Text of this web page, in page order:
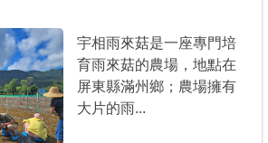
宇相雨來菇是一座專門培
育雨來菇的農場，地點在
屏東縣滿州鄉；農場擁有
大片的雨...